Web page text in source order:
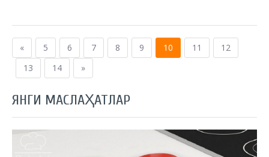
« 5 6 7 8 9 10 11
12
13
14 »
ЯНГИ МАСЛАҲАТЛАР